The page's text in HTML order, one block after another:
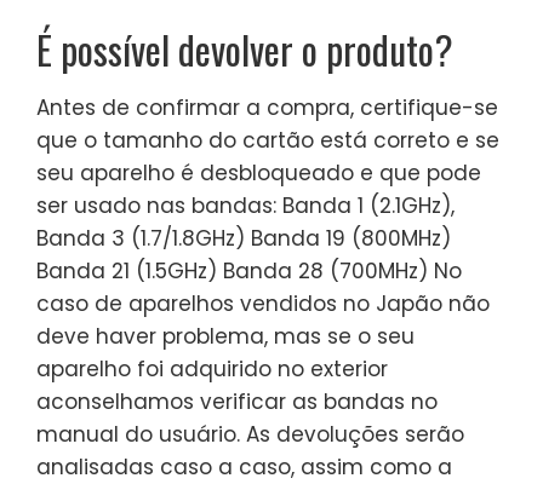
É possível devolver o produto?
Antes de confirmar a compra, certifique-se
que o tamanho do cartão está correto e se
seu aparelho é desbloqueado e que pode
ser usado nas bandas: Banda 1 (2.1GHz),
Banda 3 (1.7/1.8GHz) Banda 19 (800MHz)
Banda 21 (1.5GHz) Banda 28 (700MHz) No
caso de aparelhos vendidos no Japão não
deve haver problema, mas se o seu
aparelho foi adquirido no exterior
aconselhamos verificar as bandas no
manual do usuário. As devoluções serão
analisadas caso a caso, assim como a